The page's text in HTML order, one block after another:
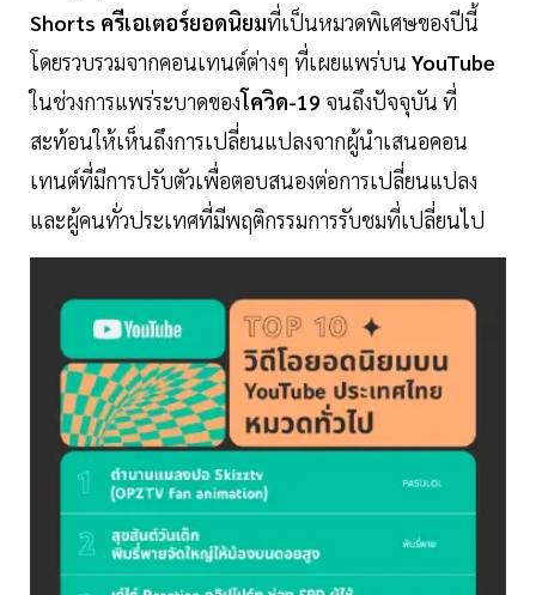
Shorts ครีเอเตอร์ยอดนิยมที่เป็นหมวดพิเศษของปีนี้
โดยรวบรวมจากคอนเทนต์ต่างๆ ที่เผยแพร่บน YouTube
ในช่วงการแพร่ระบาดของโควิด-19 จนถึงปัจจุบัน ที่
สะท้อนให้เห็นถึงการเปลี่ยนแปลงจากผู้นำเสนอคอน
เทนต์ที่มีการปรับตัวเพื่อตอบสนองต่อการเปลี่ยนแปลง
และผู้คนทั่วประเทศที่มีพฤติกรรมการรับชมที่เปลี่ยนไป